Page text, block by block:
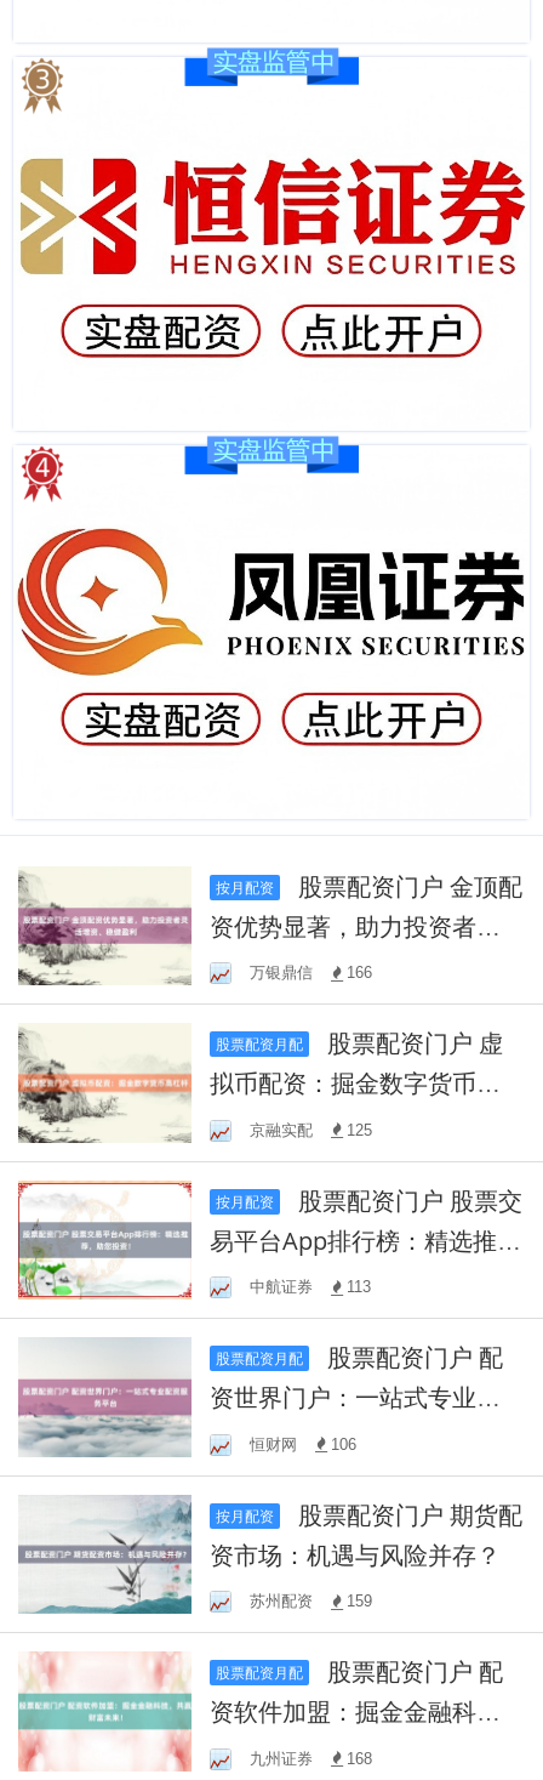
按月配资
资优势显著，助力投资者灵
活增资、稳健盈利
万银鼎信 166
股票配资月配
拟币配资：掘金数字货币高
杠杆京融实配 125
按月配资
易平台App排行榜：精选推
荐，助您投资！
中航证券 113
股票配资月配
资世界门户：一站式专业配
资服务平台
恒财网 106
按月配资
资市场：机遇与风险并存？
苏州配资 159
股票配资月配
资软件加盟：掘金金融科
技，共赢财富未来！
九州证券 168